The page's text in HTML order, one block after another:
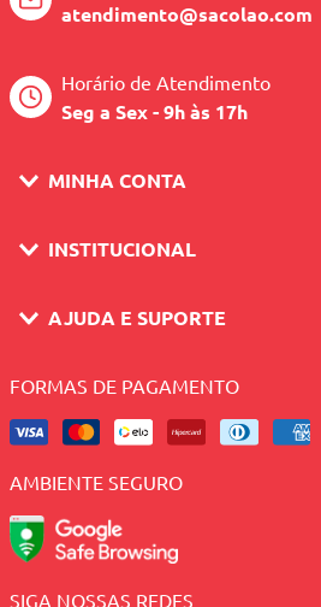
atendimento@sacolao.com
Horário de Atendimento
Seg a Sex - 9h às 17h
MINHA CONTA
INSTITUCIONAL
AJUDA E SUPORTE
FORMAS DE PAGAMENTO
AMBIENTE SEGURO
SIGA NOSSAS REDES